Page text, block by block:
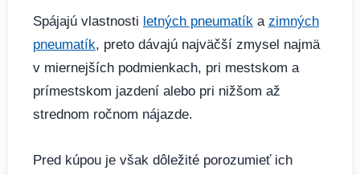
Spájajú vlastnosti letných pneumatík a zimných
pneumatík, preto dávajú najväčší zmysel najmä
v miernejších podmienkach, pri mestskom a
prímestskom jazdení alebo pri nižšom až
strednom ročnom nájazde.
Pred kúpou je však dôležité porozumieť ich